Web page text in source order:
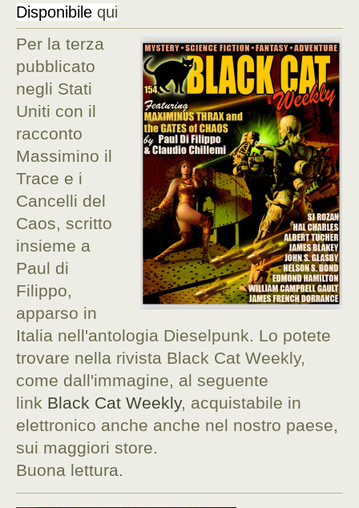
Disponibile qui
Per la terza
pubblicato
negli Stati
Uniti con il
racconto
Massimino il
Trace e i
Cancelli del
Caos, scritto
insieme a
Paul di
Filippo,
apparso in
Italia nell'antologia Dieselpunk. Lo potete
trovare nella rivista Black Cat Weekly,
come dall'immagine, al seguente
link Black Cat Weekly, acquistabile in
elettronico anche anche nel nostro paese,
sui maggiori store.
Buona lettura.